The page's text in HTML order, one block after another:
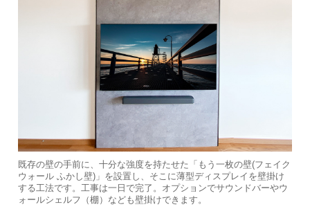
既存の壁の手前に、十分な強度を持たせた「もう一枚の壁(フェイク
ウォール ふかし壁)」を設置し、そこに薄型ディスプレイを壁掛け
する工法です。工事は一日で完了。オプションでサウンドバーやウ
ォールシェルフ（棚）なども壁掛けできます。